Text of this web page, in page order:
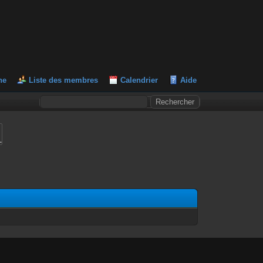
Liste des membres Calendrier Aide